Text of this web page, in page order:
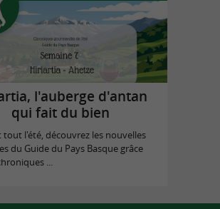
l'auberge d'antan
qui fait du bien
tout l'été, découvrez les nouvelles
du Guide du Pays Basque grâce
...